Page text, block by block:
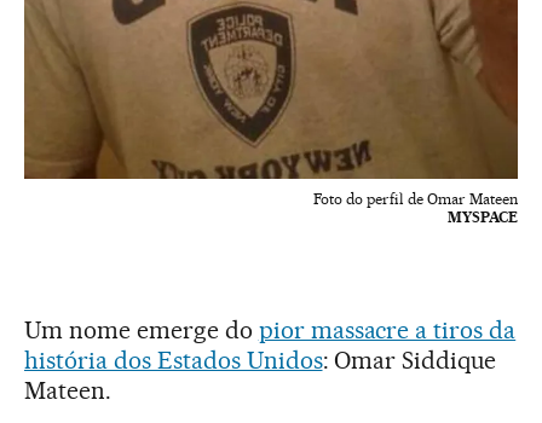
Foto do perfil de Omar Mateen
MYSPACE
Um nome emerge do pior massacre a tiros da
história dos Estados Unidos: Omar Siddique
Mateen.